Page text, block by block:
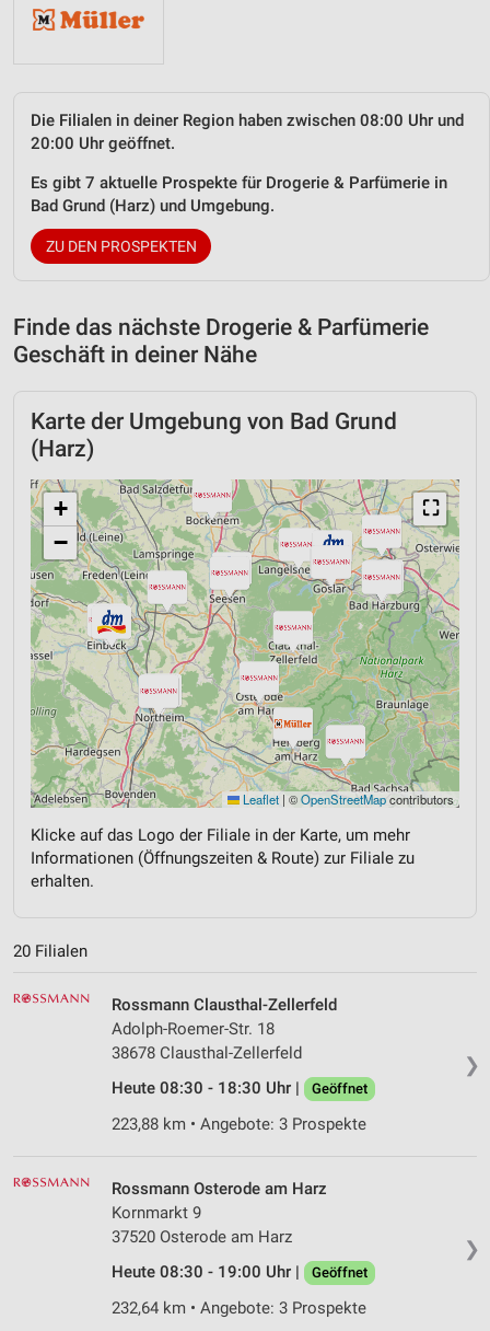
Die Filialen in deiner Region haben zwischen 08:00 Uhr und
20:00 Uhr geöffnet.
Es gibt 7 aktuelle Prospekte für Drogerie & Parfümerie in
Bad Grund (Harz) und Umgebung.
ZU DEN PROSPEKTEN
Finde das nächste Drogerie & Parfümerie
Geschäft in deiner Nähe
Karte der Umgebung von Bad Grund
(Harz)
⛶
+
−
Leaflet | ©OpenStreetMapcontributors
Klicke auf das Logo der Filiale in der Karte, um mehr
Informationen (Öffnungszeiten & Route) zur Filiale zu
erhalten.
20 Filialen
❯
Rossmann Clausthal-Zellerfeld
Adolph-Roemer-Str. 18
38678 Clausthal-Zellerfeld
Heute 08:30 - 18:30 Uhr |
Geöffnet
223,88 km • Angebote: 3 Prospekte
❯
Rossmann Osterode am Harz
Kornmarkt 9
37520 Osterode am Harz
Heute 08:30 - 19:00 Uhr |
Geöffnet
232,64 km • Angebote: 3 Prospekte